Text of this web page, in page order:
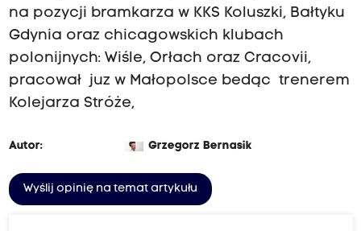
na pozycji bramkarza w KKS Koluszki, Bałtyku
Gdynia oraz chicagowskich klubach
polonijnych: Wiśle, Orłach oraz Cracovii,
pracował juz w Małopolsce bedąc trenerem
Kolejarza Stróże,
Autor: Grzegorz Bernasik
Wyślij opinię na temat artykułu